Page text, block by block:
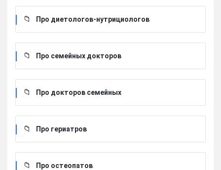
Про диетологов-нутрициологов
Про семейных докторов
Про докторов семейных
Про гериатров
Про остеопатов